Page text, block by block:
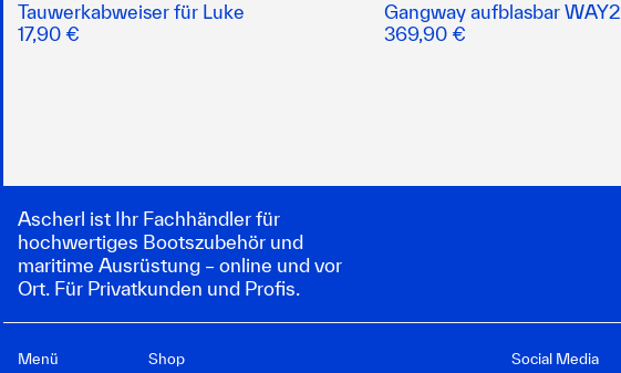
Tauwerkabweiser für Luke
17,90 €
Gangway aufblasbar WAY2
369,90 €
Ascherl ist Ihr Fachhändler für
hochwertiges Bootszubehör und
maritime Ausrüstung – online und vor
Ort. Für Privatkunden und Profis.
Menü Shop Social Media